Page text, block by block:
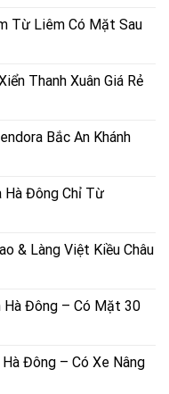
Từ Liêm Có Mặt Sau
Thanh Xuân Giá Rẻ
Bắc An Khánh
Hà Đông Chỉ Từ
& Làng Việt Kiều Châu
Hà Đông – Có Mặt 30
Đông – Có Xe Nâng